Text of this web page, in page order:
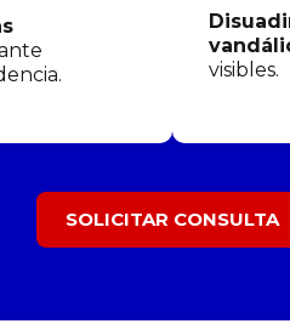
visibles.
SOLICITAR CONSULTA